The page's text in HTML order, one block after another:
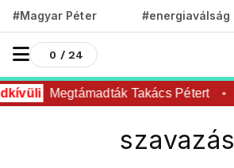
#Magyar Péter #energiaválság
0 / 24
Megtámadták Takács Pétert
szavazás